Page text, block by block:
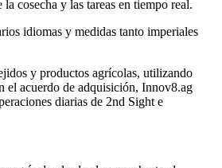
cosecha y las tareas en tiempo real.
idiomas y medidas tanto imperiales
y productos agrícolas, utilizando
el acuerdo de adquisición, Innov8.ag
diarias de 2nd Sight e